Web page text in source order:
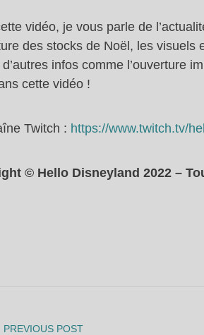
vidéo, je vous parle de
des stocks de Noël, les visuels
infos comme l’ouverture
cette vidéo !
Twitch : https://www.twitch.tv/
© Hello Disneyland 2022 –
PREVIOUS POST